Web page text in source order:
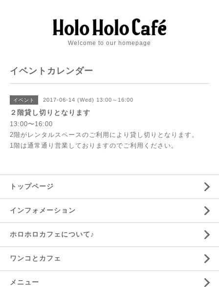
Welcome to our homepage
イベントカレンダー
イベント 2017-06-14 (Wed) 13:00～16:00
２階貸し切りとなります
13:00〜16:00
2階がレンタルスペースのご利用により貸し切りとなります。
1階は通常通り営業しておりますのでご利用ください。
トップページ
インフォメーション
ホロホロカフェについて♪
ワンコとカフェ
メニュー